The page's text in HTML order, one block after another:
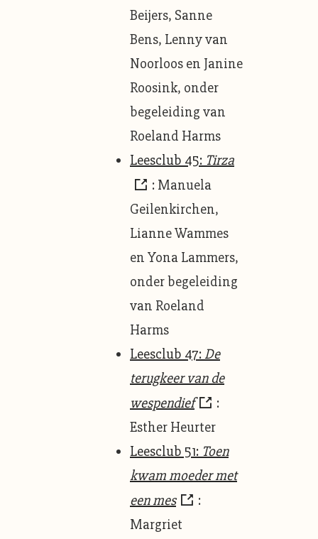
Beijers, Sanne
Bens, Lenny van
Noorloos en Janine
Roosink, onder
begeleiding van
Roeland Harms
Leesclub 45: Tirza
: Manuela
Geilenkirchen,
Lianne Wammes
en Yona Lammers,
onder begeleiding
van Roeland
Harms
Leesclub 47:De
terugkeer van de
wespendief
:
Esther Heurter
Leesclub 51: Toen
kwam moeder met
een mes
:
Margriet